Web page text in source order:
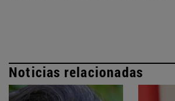
Noticias relacionadas